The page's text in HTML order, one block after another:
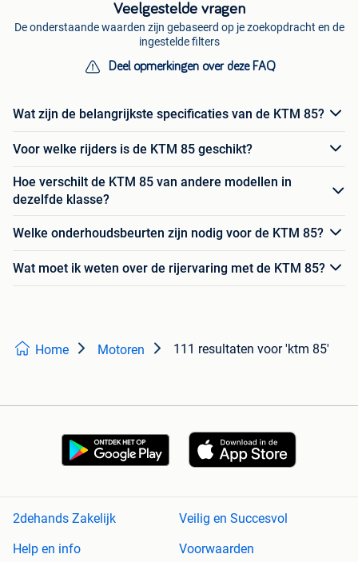
Veelgestelde vragen
De onderstaande waarden zijn gebaseerd op je zoekopdracht en de
ingestelde filters
Deel opmerkingen over deze FAQ
Wat zijn de belangrijkste specificaties van de KTM 85?
Voor welke rijders is de KTM 85 geschikt?
Hoe verschilt de KTM 85 van andere modellen in
dezelfde klasse?
Welke onderhoudsbeurten zijn nodig voor de KTM 85?
Wat moet ik weten over de rijervaring met de KTM 85?
Home Motoren 111 resultaten voor 'ktm 85'
2dehands Zakelijk
Veilig en Succesvol
Help en info
Voorwaarden